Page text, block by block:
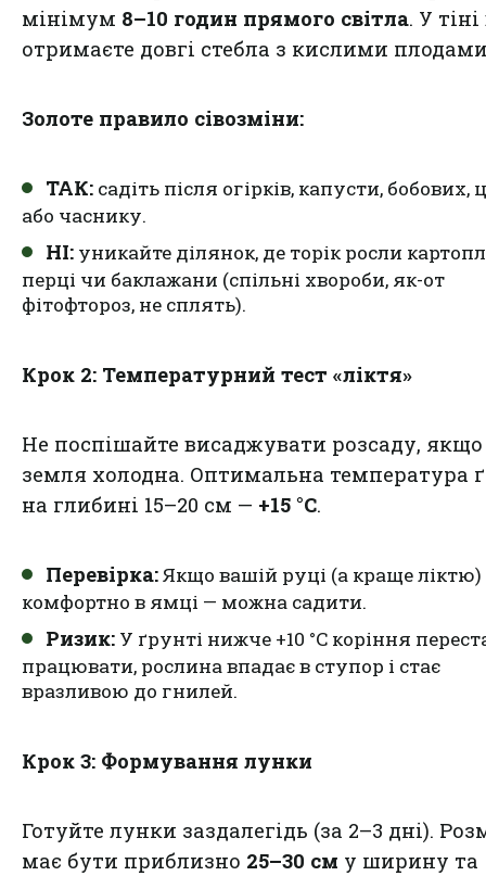
мінімум 8–10 годин прямого світла. У
отримаєте довгі стебла з кислими
Золоте правило сівозміни:
ТАК: садіть після огірків, капусти, бобових,
або часнику.
НІ: уникайте ділянок, де торік росли
перці чи баклажани (спільні хвороби, як-от
фітофтороз, не сплять).
Крок 2: Температурний тест «ліктя»
Не поспішайте висаджувати розсаду, якщо
земля холодна. Оптимальна температура
на глибині 15–20 см — +15 °C.
Перевірка:Якщо вашій руці (а краще ліктю)
комфортно в ямці — можна садити.
Ризик: У ґрунті нижче +10 °C коріння
працювати, рослина впадає в ступор і стає
вразливою до гнилей.
Крок 3: Формування лунки
Готуйте лунки заздалегідь (за 2–3 дні).
має бути приблизно 25–30 см у ширину та